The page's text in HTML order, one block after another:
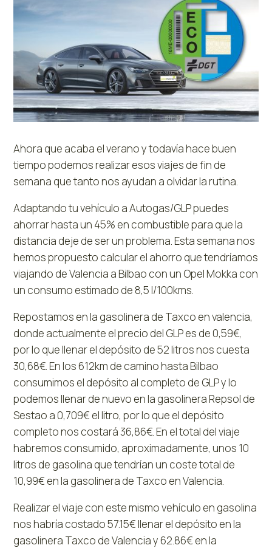
Ahora que acaba el verano y todavía hace buen
tiempo podemos realizar esos viajes de fin de
semana que tanto nos ayudan a olvidar la rutina.
Adaptando tu vehículo a Autogas/GLP puedes
ahorrar hasta un 45% en combustible para que la
distancia deje de ser un problema. Esta semana nos
hemos propuesto calcular el ahorro que tendríamos
viajando de Valencia a Bilbao con un Opel Mokka con
un consumo estimado de 8,5 l/100kms.
Repostamos en la gasolinera de Taxco en valencia,
donde actualmente el precio del GLP es de 0,59€,
por lo que llenar el depósito de 52 litros nos cuesta
30,68€. En los 612km de camino hasta Bilbao
consumimos el depósito al completo de GLP y lo
podemos llenar de nuevo en la gasolinera Repsol de
Sestao a 0,709€ el litro, por lo que el depósito
completo nos costará 36,86€. En el total del viaje
habremos consumido, aproximadamente, unos 10
litros de gasolina que tendrían un coste total de
10,99€ en la gasolinera de Taxco en Valencia.
Realizar el viaje con este mismo vehículo en gasolina
nos habría costado 57.15€ llenar el depósito en la
gasolinera Taxco de Valencia y 62.86€ en la